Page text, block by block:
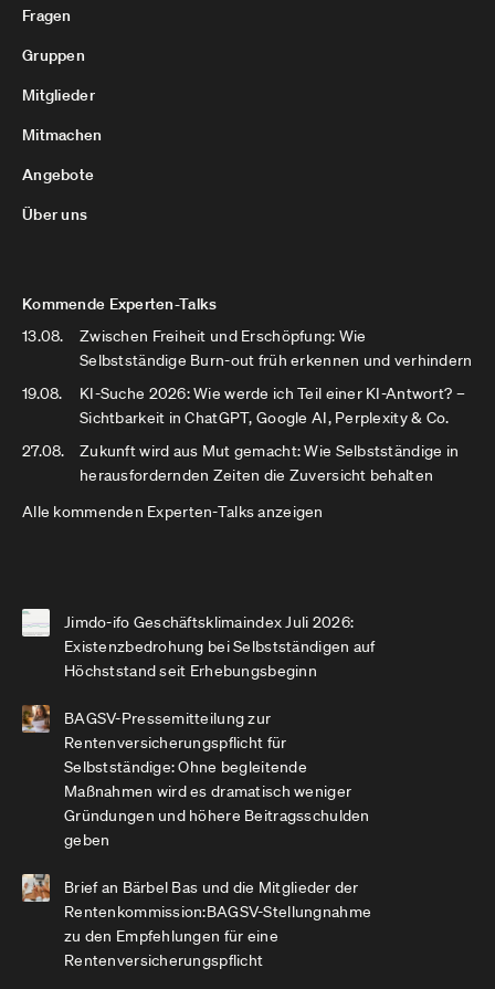
Fragen
Gruppen
Mitglieder
Mitmachen
Angebote
Über uns
Kommende Experten-Talks
13.08.
Zwischen Freiheit und Erschöpfung: Wie
Selbstständige Burn-out früh erkennen und verhindern
19.08.
KI-Suche 2026: Wie werde ich Teil einer KI-Antwort? –
Sichtbarkeit in ChatGPT, Google AI, Perplexity & Co.
27.08.
Zukunft wird aus Mut gemacht: Wie Selbstständige in
herausfordernden Zeiten die Zuversicht behalten
Alle kommenden Experten-Talks anzeigen
Jimdo-ifo Geschäftsklimaindex Juli 2026:
Existenzbedrohung bei Selbstständigen auf
Höchststand seit Erhebungsbeginn
BAGSV-Pressemitteilung zur
Rentenversicherungspflicht für
Selbstständige: Ohne begleitende
Maßnahmen wird es dramatisch weniger
Gründungen und höhere Beitragsschulden
geben
Brief an Bärbel Bas und die Mitglieder der
Rentenkommission:BAGSV-Stellungnahme
zu den Empfehlungen für eine
Rentenversicherungspflicht